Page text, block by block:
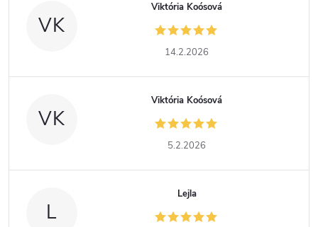
VK
Viktória Koósová
14.2.2026
VK
Viktória Koósová
5.2.2026
L
Lejla